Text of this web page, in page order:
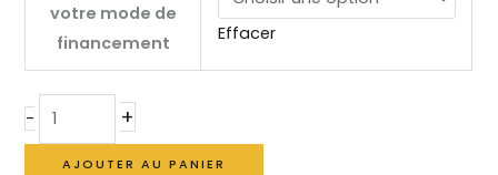
votre mode de
financement
Effacer
- +
AJOUTER AU PANIER